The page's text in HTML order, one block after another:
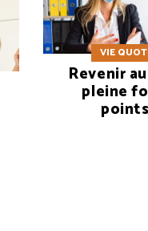
VIE
Revenir
pleine